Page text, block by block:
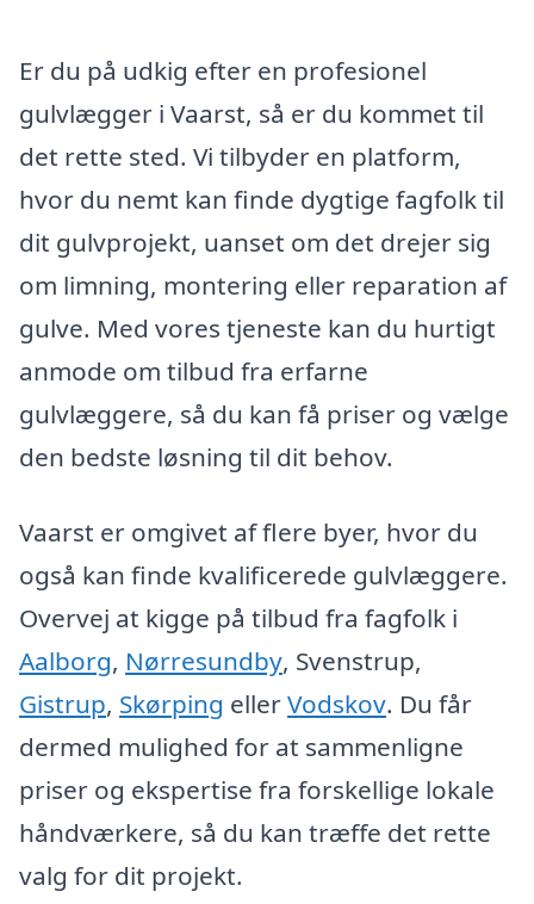
Er du på udkig efter en profesionel
gulvlægger i Vaarst, så er du kommet til
det rette sted. Vi tilbyder en platform,
hvor du nemt kan finde dygtige fagfolk til
dit gulvprojekt, uanset om det drejer sig
om limning, montering eller reparation af
gulve. Med vores tjeneste kan du hurtigt
anmode om tilbud fra erfarne
gulvlæggere, så du kan få priser og vælge
den bedste løsning til dit behov.
Vaarst er omgivet af flere byer, hvor du
også kan finde kvalificerede gulvlæggere.
Overvej at kigge på tilbud fra fagfolk i
Aalborg, Nørresundby, Svenstrup,
Gistrup, Skørping ellerVodskov. Du får
dermed mulighed for at sammenligne
priser og ekspertise fra forskellige lokale
håndværkere, så du kan træffe det rette
valg for dit projekt.